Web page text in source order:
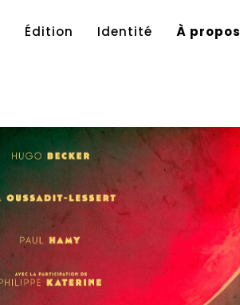
Édition Identité À propos